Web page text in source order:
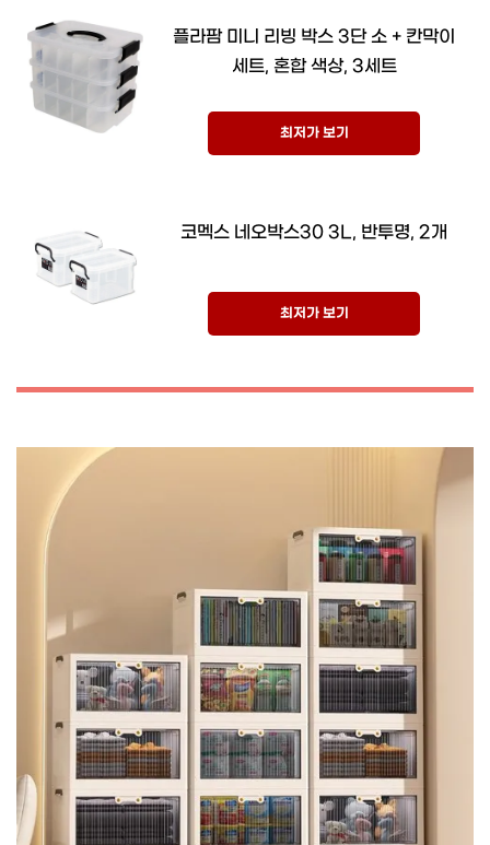
플라팜 미니 리빙 박스 3단 소 + 칸막이
세트, 혼합 색상, 3세트
최저가 보기
코멕스 네오박스30 3L, 반투명, 2개
최저가 보기